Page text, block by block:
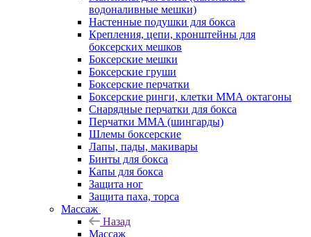
водоналивные мешки)
Настенные подушки для бокса
Крепления, цепи, кронштейны для
боксерских мешков
Боксерские мешки
Боксерские груши
Боксерские перчатки
Боксерские ринги, клетки ММА октагоны
Снарядные перчатки для бокса
Перчатки MMA (шингарды)
Шлемы боксерские
Лапы, пады, макивары
Бинты для бокса
Капы для бокса
Защита ног
Защита паха, торса
Массаж
Назад
Массаж